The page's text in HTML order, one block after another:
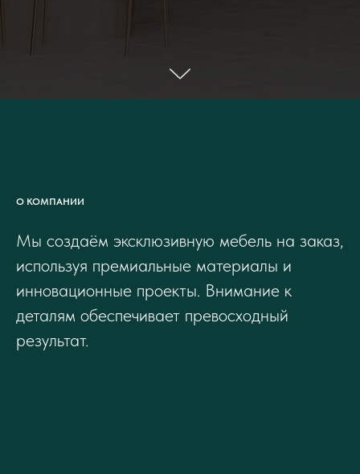
О КОМПАНИИ
Мы создаём эксклюзивную мебель на заказ,
используя премиальные материалы и
инновационные проекты. Внимание к
деталям обеспечивает превосходный
результат.